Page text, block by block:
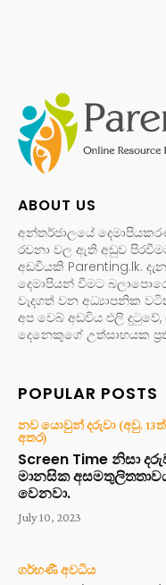
ABOUT US
අන්තර්ජාලයේ
රචනා වල ඇති අඩුව
අඩවියකි Parenting.lk.
දෙමාපියන් වීමට
වැදගත් වන අධ්‍යාපනික
අප වෙබ් අඩවිය එලි
දෙනෙකුගේ උත්සාහයක
POPULAR POSTS
නව යොවුන් දරුවා (අවු. 13ත්
අතර)
Screen Time නිසා
මානසික
වෙනවා.
July 10, 2023
ගර්භණී අවධිය